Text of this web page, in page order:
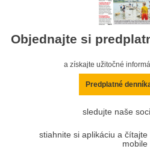
Objednajte si
a získajte užitočné
Predplatné
sledujte naše
stiahnite si aplikáciu a
mobile